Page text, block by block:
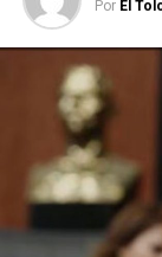
”. Entre una
luces y una
la agrupación
Devil”, “Too
Scream” y
Consolidada
Por El